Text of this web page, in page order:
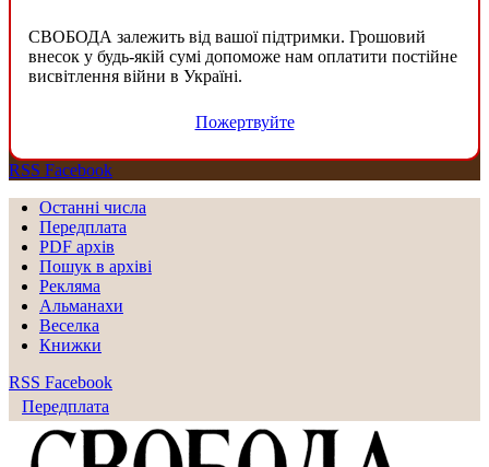
СВОБОДА залежить від вашої підтримки. Грошовий
внесок у будь-якій сумі допоможе нам оплатити постійне
висвітлення війни в Україні.
Пожертвуйте
RSS Facebook
Останні числа
Передплата
PDF aрхів
Пошук в архіві
Рекляма
Альманахи
Веселка
Книжки
RSS Facebook
Передплата